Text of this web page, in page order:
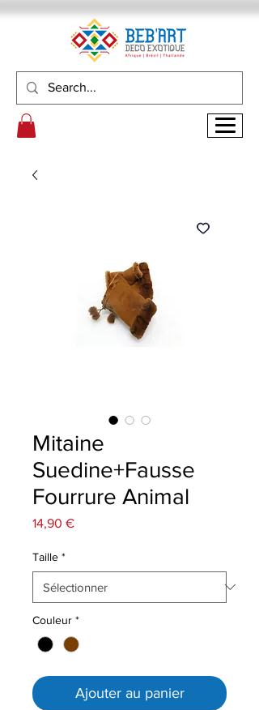
Mitaine
Suedine+Fausse
Fourrure Animal
14,90 €Prix
Taille *
Couleur *
Ajouter au panier